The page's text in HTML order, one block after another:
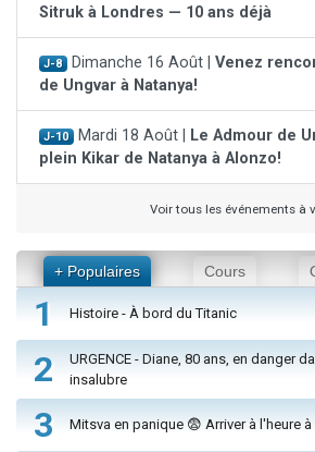
Sitruk à Londres — 10 ans déjà
J-8 Dimanche 16 Août | Venez
de Ungvar à Natanya!
J-10 Mardi 18 Août |
Le Admour de
plein Kikar de Natanya à Alonzo!
Voir tous les événements à
+ Populaires Cours
1 Histoire - À bord du Titanic
2
URGENCE - Diane, 80 ans, en danger
insalubre
3 Mitsva en panique 😨 Arriver à l'heure à